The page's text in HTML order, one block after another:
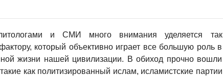
и СМИ много внимания уделяется так
который объективно играет все большую роль в
жизни нашей цивилизации. В обиход прочно вошли
как политизированный ислам, исламистские партии